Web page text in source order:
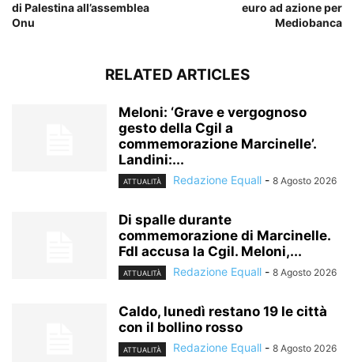
di Palestina all’assemblea
Onu
euro ad azione per
Mediobanca
RELATED ARTICLES
Meloni: ‘Grave e vergognoso
gesto della Cgil a
commemorazione Marcinelle’.
Landini:...
ATTUALITÀ Redazione Equall - 8 Agosto 2026
Di spalle durante
commemorazione di Marcinelle.
FdI accusa la Cgil. Meloni,...
ATTUALITÀ Redazione Equall - 8 Agosto 2026
Caldo, lunedì restano 19 le città
con il bollino rosso
ATTUALITÀ Redazione Equall - 8 Agosto 2026